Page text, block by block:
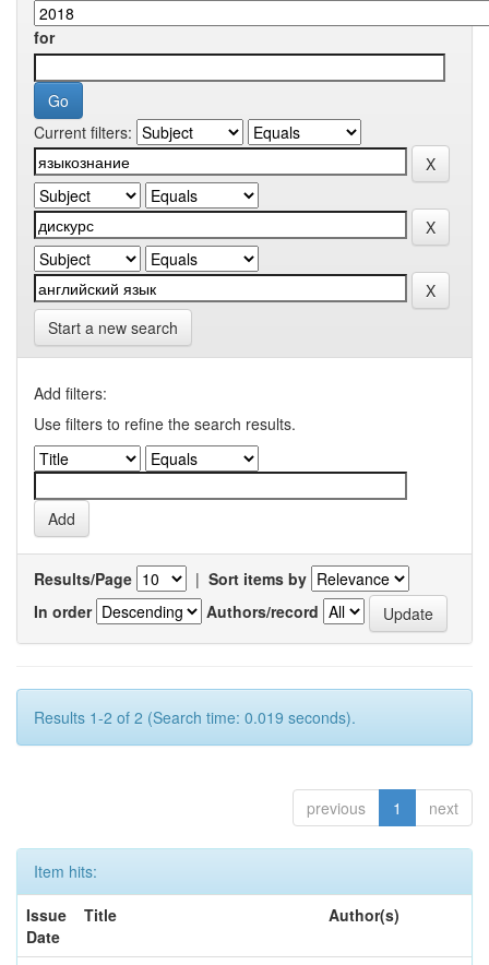
for
Current filters:
Start a new search
Add filters:
Use filters to refine the search results.
Results/Page | Sort items by
In order
Authors/record
Results 1-2 of 2 (Search time: 0.019 seconds).
previous 1 next
Item hits:
Issue
Date
Title Author(s)